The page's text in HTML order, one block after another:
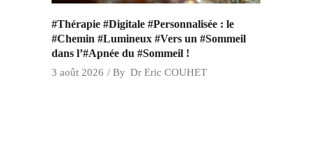
#Thérapie #Digitale #Personnalisée : le
#Chemin #Lumineux #Vers un #Sommeil
dans l’#Apnée du #Sommeil !
3 août 2026 By Dr Eric COUHET